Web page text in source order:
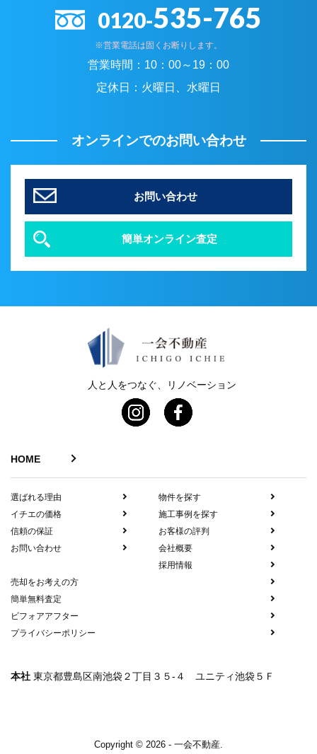
0120-535-765
※営業電話は固くお断りします。
営業時間： 10：00～19：00
定休日： 火曜日、水曜日
オンラインでのお問い合わせ
お問い合わせ
簡単オンライン査定
人と人をつなぐ、リノベーション
HOME
選ばれる理由
イチエの価格
信頼の保証
お問い合わせ
物件を探す
施工事例を探す
お客様の評判
会社概要
採用情報
売却をお考えの方
簡単無料査定
ビフォアアフター
プライバシーポリシー
本社 東京都豊島区南池袋２丁目３５-４ ユニティ池袋５Ｆ
Copyright © 2026 - 一会不動産.